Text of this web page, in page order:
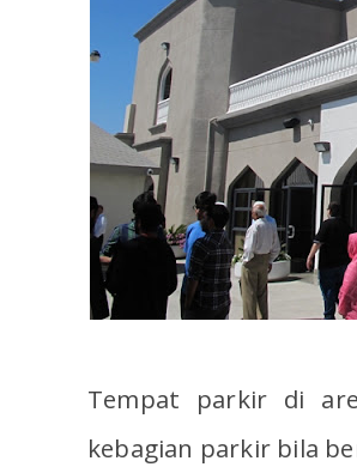
Tempat parkir di
kebagian parkir bila